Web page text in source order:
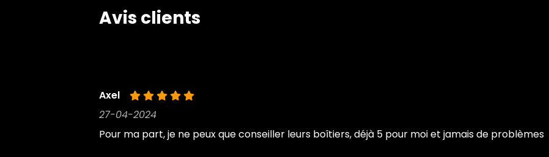
Avis clients
Axel
27-04-2024
Pour ma part, je ne peux que conseiller leurs boîtiers, déjà 5 pour moi et jamais de problèmes